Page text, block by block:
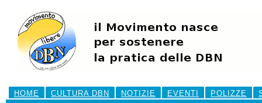
contenuti.
navigazione
Sezioni
HOME
CULTURA DBN NOTIZIE EVENTI POLIZZE